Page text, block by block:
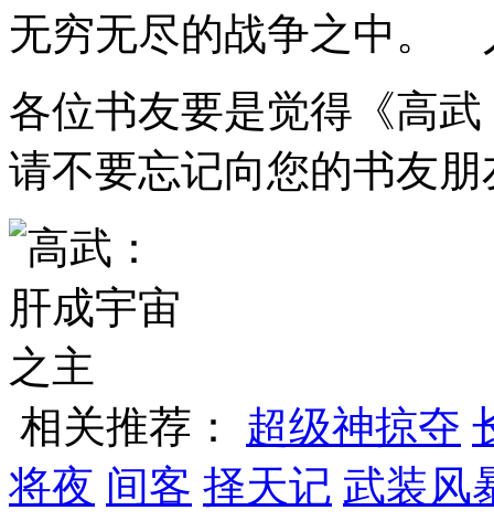
无穷无尽的战争之中。
各位书友要是觉得《高
请不要忘记向您的书友
相关推荐： 超级神掠夺
将夜 间客 择天记 武装风